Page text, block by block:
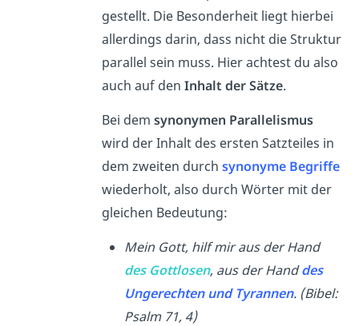
gestellt. Die Besonderheit liegt hierbei
allerdings darin, dass nicht die Struktur
parallel sein muss. Hier achtest du also
auch auf denInhalt der Sätze.
Bei demsynonymen Parallelismus
wird der Inhalt des ersten Satzteiles in
dem zweiten durchsynonyme Begriffe
wiederholt, also durch Wörter mit der
gleichen Bedeutung:
Mein Gott, hilf mir aus der Hand
des Gottlosen, aus der Handdes
Ungerechten und Tyrannen. (Bibel:
Psalm 71, 4)